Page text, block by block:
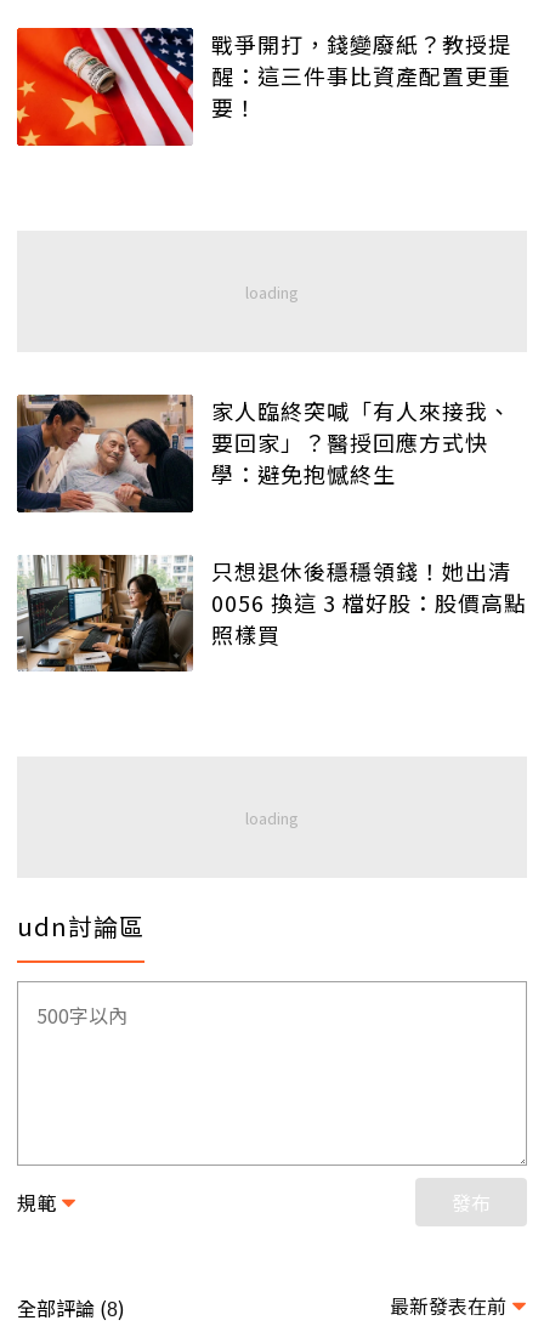
戰爭開打，錢變廢紙？教授提
醒：這三件事比資產配置更重
要！
家人臨終突喊「有人來接我、
要回家」？醫授回應方式快
學：避免抱憾終生
只想退休後穩穩領錢！她出清
0056 換這 3 檔好股：股價高點
照樣買
udn討論區
規範 發布
全部評論 (8) 最新發表在前